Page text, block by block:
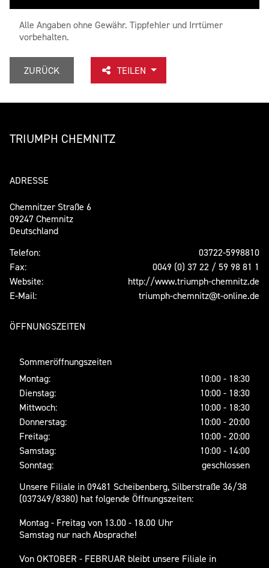
Alle Angaben ohne Gewähr. Tippfehler und Irrtümer
vorbehalten.
ZURÜCK TEILEN
TRIUMPH CHEMNITZ
ADRESSE
Chemnitzer Straße 6
09247 Chemnitz
Deutschland
Telefon:
03722-5998810
Fax:
0049 (0) 37 22 / 59 98 81 1
Website:
http://www.triumph-chemnitz.de
E-Mail:
triumph-chemnitz@t-online.de
ÖFFNUNGSZEITEN
Sommeröffnungszeiten
Montag:
10:00 - 18:30
Dienstag:
10:00 - 18:30
Mittwoch:
10:00 - 18:30
Donnerstag:
10:00 - 20:00
Freitag:
10:00 - 20:00
Samstag:
10:00 - 14:00
Sonntag:
geschlossen
Unsere Filiale in 09481 Scheibenberg, Silberstraße 36/38
(037349/8380) hat folgende Öffnungszeiten:
Montag - Freitag von 13.00 - 18.00 Uhr
Samstag nur nach Absprache!
Von OKTOBER - FEBRUAR bleibt unsere Filiale in